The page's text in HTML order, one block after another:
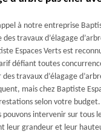
à notre entreprise
travaux d’élagage
Espaces Verts est
défiant toutes
travaux d’élagage
mais chez Baptiste
selon votre
pouvons intervenir sur tous
leur grandeur et leur